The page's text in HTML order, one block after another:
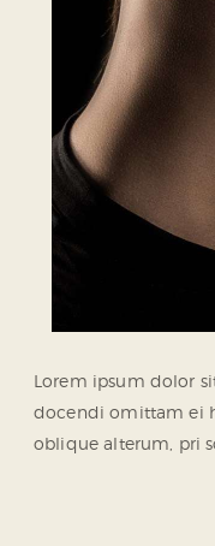
Lorem ipsum dolor
docendi omittam ei
oblique alterum, pri